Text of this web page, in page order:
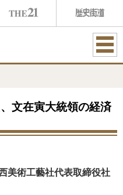
ME
文在寅大統領の経済
美術工藝社代表取締役社